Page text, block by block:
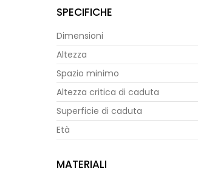
SPECIFICHE
Dimensioni
Altezza
Spazio minimo
Altezza critica di caduta
Superficie di caduta
Età
MATERIALI